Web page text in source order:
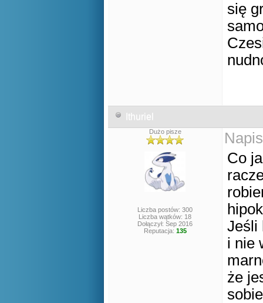
się
Ithuriel
Dużo pisze
Liczba postów: 300
Liczba wątków: 18
Dołączył: Sep 2016
Reputacja: 135
Co
Jeśli
i nie
że